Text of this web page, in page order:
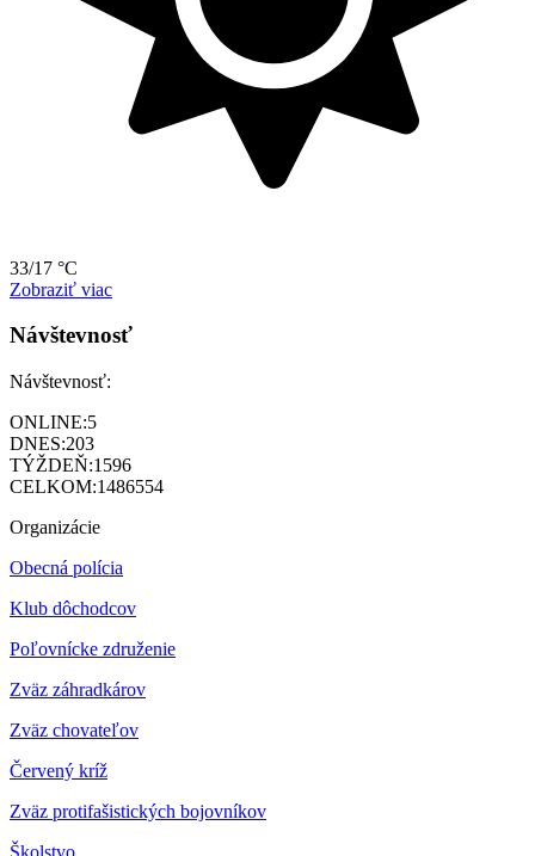
33/17 °C
Zobraziť viac
Návštevnosť
Návštevnosť:
ONLINE:5
DNES:203
TÝŽDEŇ:1596
CELKOM:1486554
Organizácie
Obecná polícia
Klub dôchodcov
Poľovnícke združenie
Zväz záhradkárov
Zväz chovateľov
Červený kríž
Zväz protifašistických bojovníkov